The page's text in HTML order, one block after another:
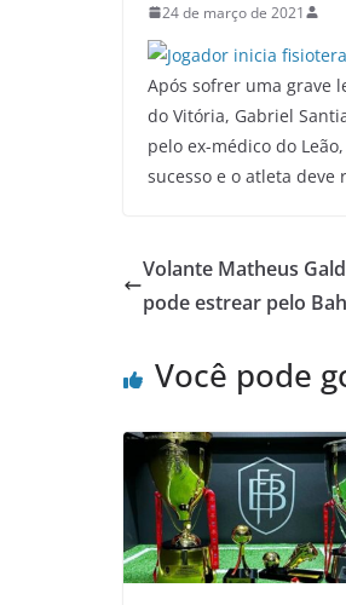
24 de março de 2021
Após sofrer uma grave
do Vitória, Gabriel
pelo ex-médico do
sucesso e o atleta deve
Volante Matheus
pode estrear pelo
Você pode